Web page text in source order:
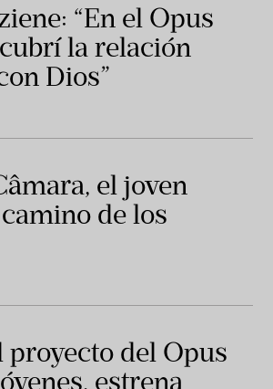
“En el Opus
la relación
Dios”
el joven
de los
proyecto del Opus
estrena